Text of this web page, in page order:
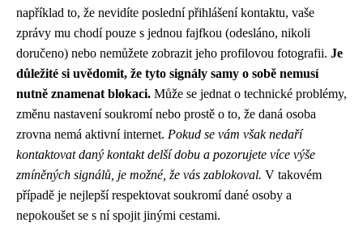
například to, že nevidíte poslední přihlášení kontaktu, vaše
zprávy mu chodí pouze s jednou fajfkou (odesláno, nikoli
doručeno) nebo nemůžete zobrazit jeho profilovou fotografii. Je
důležité si uvědomit, že tyto signály samy o sobě nemusí
nutně znamenat blokaci. Může se jednat o technické problémy,
změnu nastavení soukromí nebo prostě o to, že daná osoba
zrovna nemá aktivní internet. Pokud se vám však nedaří
kontaktovat daný kontakt delší dobu a pozorujete více výše
zmíněných signálů, je možné, že vás zablokoval. V takovém
případě je nejlepší respektovat soukromí dané osoby a
nepokoušet se s ní spojit jinými cestami.